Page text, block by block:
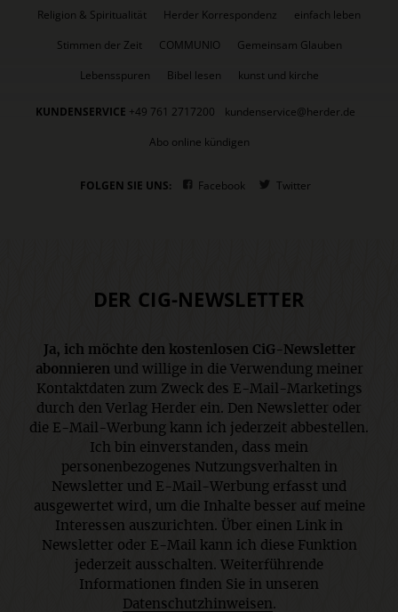
Religion & Spiritualität
Herder Korrespondenz
einfach leben
Stimmen der Zeit
COMMUNIO
Gemeinsam Glauben
Lebensspuren
Bibel lesen kunst und kirche
KUNDENSERVICE +49 761 2717200
kundenservice@herder.de
Abo online kündigen
FOLGEN SIE UNS: Facebook Twitter
DER CIG-NEWSLETTER
Ja, ich möchte den kostenlosen CiG-Newsletter
abonnieren und willige in die Verwendung meiner
Kontaktdaten zum Zweck des E-Mail-Marketings
durch den Verlag Herder ein. Den Newsletter oder
die E-Mail-Werbung kann ich jederzeit abbestellen.
Ich bin einverstanden, dass mein
personenbezogenes Nutzungsverhalten in
Newsletter und E-Mail-Werbung erfasst und
ausgewertet wird, um die Inhalte besser auf meine
Interessen auszurichten. Über einen Link in
Newsletter oder E-Mail kann ich diese Funktion
jederzeit ausschalten. Weiterführende
Informationen finden Sie in unseren
Datenschutzhinweisen .